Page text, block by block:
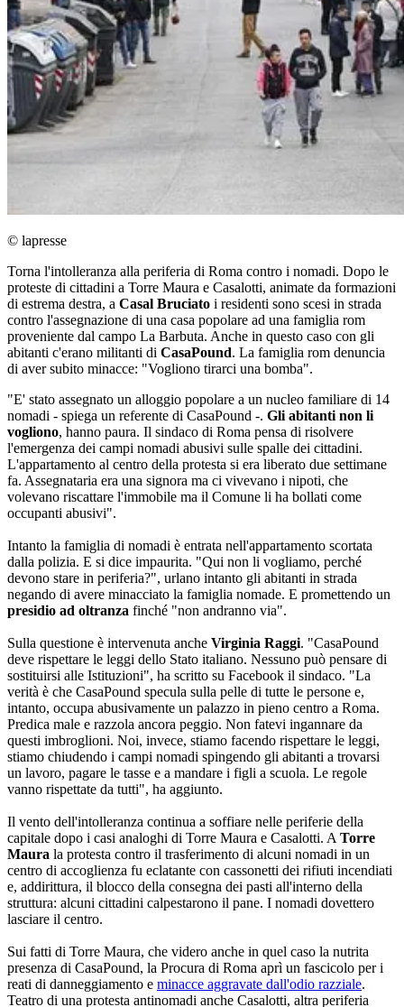
© lapresse
Torna l'intolleranza alla periferia di Roma contro i nomadi. Dopo le
proteste di cittadini a Torre Maura e Casalotti, animate da formazioni
di estrema destra, a Casal Bruciato i residenti sono scesi in strada
contro l'assegnazione di una casa popolare ad una famiglia rom
proveniente dal campo La Barbuta. Anche in questo caso con gli
abitanti c'erano militanti di CasaPound. La famiglia rom denuncia
di aver subito minacce: "Vogliono tirarci una bomba".
"E' stato assegnato un alloggio popolare a un nucleo familiare di 14
nomadi - spiega un referente di CasaPound -. Gli abitanti non li
vogliono, hanno paura. Il sindaco di Roma pensa di risolvere
l'emergenza dei campi nomadi abusivi sulle spalle dei cittadini.
L'appartamento al centro della protesta si era liberato due settimane
fa. Assegnataria era una signora ma ci vivevano i nipoti, che
volevano riscattare l'immobile ma il Comune li ha bollati come
occupanti abusivi".
Intanto la famiglia di nomadi è entrata nell'appartamento scortata
dalla polizia. E si dice impaurita. "Qui non li vogliamo, perché
devono stare in periferia?", urlano intanto gli abitanti in strada
negando di avere minacciato la famiglia nomade. E promettendo un
presidio ad oltranza finché "non andranno via".
Sulla questione è intervenuta anche Virginia Raggi. "CasaPound
deve rispettare le leggi dello Stato italiano. Nessuno può pensare di
sostituirsi alle Istituzioni", ha scritto su Facebook il sindaco. "La
verità è che CasaPound specula sulla pelle di tutte le persone e,
intanto, occupa abusivamente un palazzo in pieno centro a Roma.
Predica male e razzola ancora peggio. Non fatevi ingannare da
questi imbroglioni. Noi, invece, stiamo facendo rispettare le leggi,
stiamo chiudendo i campi nomadi spingendo gli abitanti a trovarsi
un lavoro, pagare le tasse e a mandare i figli a scuola. Le regole
vanno rispettate da tutti", ha aggiunto.
Il vento dell'intolleranza continua a soffiare nelle periferie della
capitale dopo i casi analoghi di Torre Maura e Casalotti. A Torre
Maura la protesta contro il trasferimento di alcuni nomadi in un
centro di accoglienza fu eclatante con cassonetti dei rifiuti incendiati
e, addirittura, il blocco della consegna dei pasti all'interno della
struttura: alcuni cittadini calpestarono il pane. I nomadi dovettero
lasciare il centro.
Sui fatti di Torre Maura, che videro anche in quel caso la nutrita
presenza di CasaPound, la Procura di Roma aprì un fascicolo per i
reati di danneggiamento e minacce aggravate dall'odio razziale.
Teatro di una protesta antinomadi anche Casalotti, altra periferia